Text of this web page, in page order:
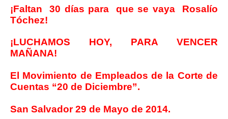
¡Faltan 30 días para que se vaya Rosalío
Tóchez!
¡LUCHAMOS HOY, PARA VENCER
MAÑANA!
El Movimiento de Empleados de la Corte de
Cuentas “20 de Diciembre”.
San Salvador 29 de Mayo de 2014.